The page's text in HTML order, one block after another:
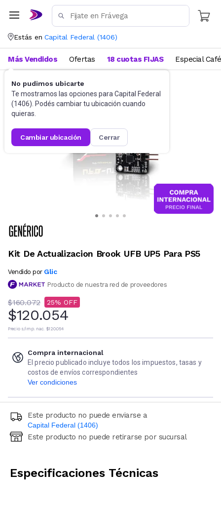
Estás en Capital Federal (1406)
No pudimos ubicarte
Te mostramos las opciones para Capital Federal
(1406). Podés cambiar tu ubicación cuando
quieras.
cambiar ubicación cerrar
Más Vendidos Ofertas 18 cuotas FIJAS Especial Café
Videojuegos Accesorios
Kit De Actualizacion Brook UFB UP5 Para PS5
Vendido por Glic
Producto de nuestra red de proveedores
$160.072 25
$120.054
Precio s/imp. nac. $120.054
Compra internacional
El precio publicado incluye todos los impuestos, tasas y
costos de envíos correspondientes
Ver condiciones
Este producto no puede enviarse a
Capital Federal (1406)
Ingresá código postal (sólo números)
Este producto no puede retirarse por sucursal
Especificaciones Técnicas